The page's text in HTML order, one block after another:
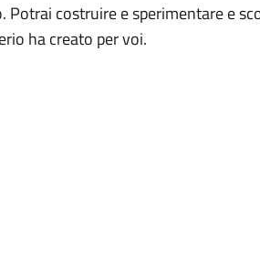
Potrai costruire e sperimentare e
ha creato per voi.